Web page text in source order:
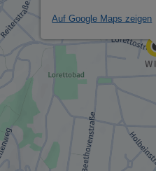
Auf Google Maps zeigen